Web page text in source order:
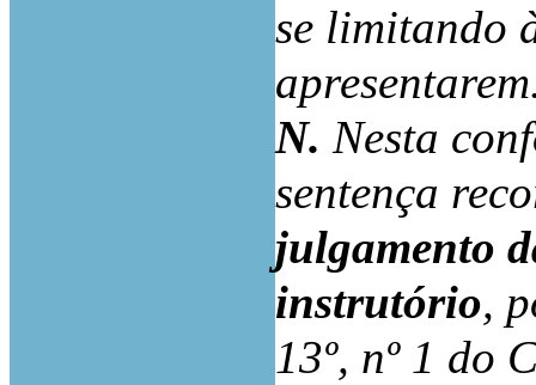
se limitando
N.Nesta
sentença
julgamento
instrutório,
13º, nº 1 do